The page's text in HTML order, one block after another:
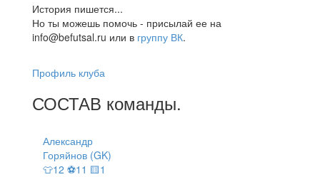
История пишется...
Но ты можешь помочь - присылай ее на
info@befutsal.ru или в группу ВК.
Профиль клуба
СОСТАВ команды.
Александр
Горяйнов (GK)
👕12 ⚽11 🟨1